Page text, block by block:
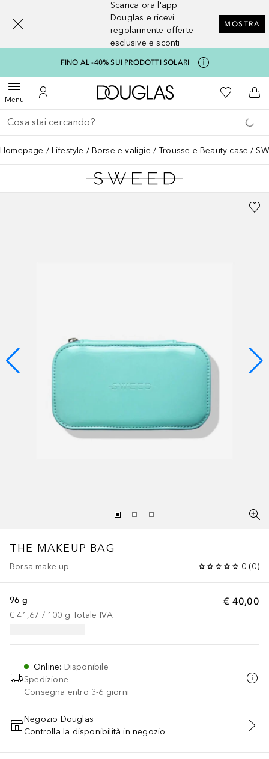
Scarica ora l'app
Douglas e ricevi
regolarmente offerte
esclusive e sconti
MOSTRA
FINO AL -40% SUI PRODOTTI SOLARI
MenuApri menuAl Mio Account
A Douglas HomeAlla Mia
Al
Torna indietro
Esegui ricerca
Homepage Lifestyle Borse e valigie Trousse e Beauty case
THE MAKEUP BAG
Borsa make-up 0 (0)
€ 40,00
96 g
€ 41,67 / 100 g Totale IVA
Online: Disponibile
Spedizione
Consegna entro 3-6 giorni
AGGIUNGI AL CARRELLO
Negozio Douglas
Controlla la disponibilità in negozio
[navigation.slideout.screenreader]